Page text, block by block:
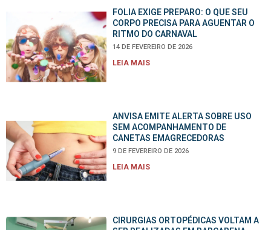
FOLIA EXIGE PREPARO: O QUE SEU
CORPO PRECISA PARA AGUENTAR O
RITMO DO CARNAVAL
14 DE FEVEREIRO DE 2026
LEIA MAIS
ANVISA EMITE ALERTA SOBRE USO
SEM ACOMPANHAMENTO DE
CANETAS EMAGRECEDORAS
9 DE FEVEREIRO DE 2026
LEIA MAIS
CIRURGIAS ORTOPÉDICAS VOLTAM A